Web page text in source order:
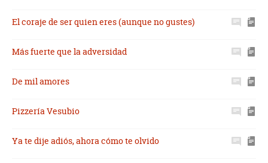
El coraje de ser quien eres (aunque no gustes)
Más fuerte que la adversidad
De mil amores
Pizzería Vesubio
Ya te dije adiós, ahora cómo te olvido